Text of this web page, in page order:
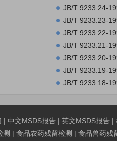
JB/T 9233.24-
地影响.rar
JB/T 9233.23-
跌影响.rar
JB/T 9233.22-
跃响应.rar
JB/T 9233.21-
率响应.rar
JB/T 9233.20-
入导线影响.rar
JB/T 9233.19-
点和量程可调范
JB/T 9233.18-
| 中文MSDS报告 | 英文MSDS报告 |
测 | 食品农药残留检测 | 食品兽药残